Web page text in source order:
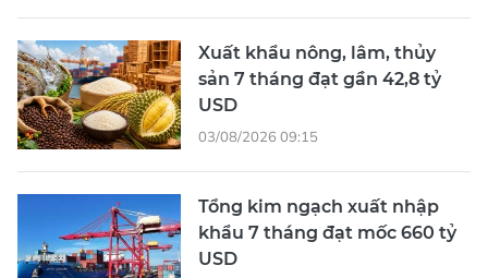
Xuất khẩu nông, lâm, thủy
sản 7 tháng đạt gần 42,8 tỷ
USD
03/08/2026 09:15
Tổng kim ngạch xuất nhập
khẩu 7 tháng đạt mốc 660 tỷ
USD